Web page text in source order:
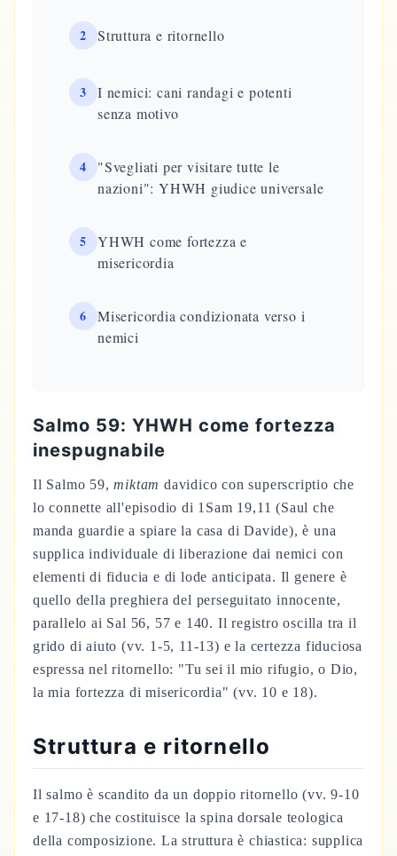
2 Struttura e ritornello
3
I nemici: cani randagi e potenti
senza motivo
4
"Svegliati per visitare tutte le
nazioni": YHWH giudice universale
5
YHWH come fortezza e
misericordia
6
Misericordia condizionata verso i
nemici
Salmo 59: YHWH come fortezza
inespugnabile
Il Salmo 59,miktam davidico con superscriptio che
lo connette all'episodio di 1Sam 19,11 (Saul che
manda guardie a spiare la casa di Davide), è una
supplica individuale di liberazione dai nemici con
elementi di fiducia e di lode anticipata. Il genere è
quello della preghiera del perseguitato innocente,
parallelo ai Sal 56, 57 e 140. Il registro oscilla tra il
grido di aiuto (vv. 1-5, 11-13) e la certezza fiduciosa
espressa nel ritornello: "Tu sei il mio rifugio, o Dio,
la mia fortezza di misericordia" (vv. 10 e 18).
Struttura e ritornello
Il salmo è scandito da un doppio ritornello (vv. 9-10
e 17-18) che costituisce la spina dorsale teologica
della composizione. La struttura è chiastica: supplica